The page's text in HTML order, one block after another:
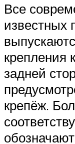
Все
известных
крепления
задней
крепёж.